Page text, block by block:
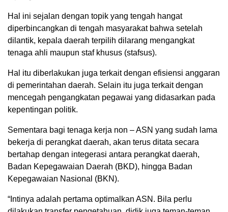
Hal ini sejalan dengan topik yang tengah hangat
diperbincangkan di tengah masyarakat bahwa setelah
dilantik, kepala daerah terpilih dilarang mengangkat
tenaga ahli maupun staf khusus (stafsus).
Hal itu diberlakukan juga terkait dengan efisiensi anggaran
di pemerintahan daerah. Selain itu juga terkait dengan
mencegah pengangkatan pegawai yang didasarkan pada
kepentingan politik.
Sementara bagi tenaga kerja non – ASN yang sudah lama
bekerja di perangkat daerah, akan terus ditata secara
bertahap dengan integerasi antara perangkat daerah,
Badan Kepegawaian Daerah (BKD), hingga Badan
Kepegawaian Nasional (BKN).
“Intinya adalah pertama optimalkan ASN. Bila perlu